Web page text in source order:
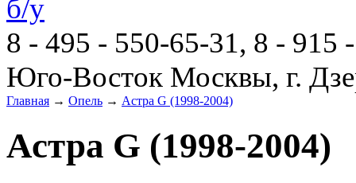
8 - 495 - 550-65-31, 8 - 915
Юго-Восток Москвы, г.
Главная → Опель → Астра G (1998-2004)
Астра G (1998-2004)